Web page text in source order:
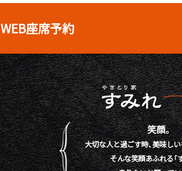
WEB座席予約
笑顔。
大切な人と過ごす時、美味しい
そんな笑顔あふれる「